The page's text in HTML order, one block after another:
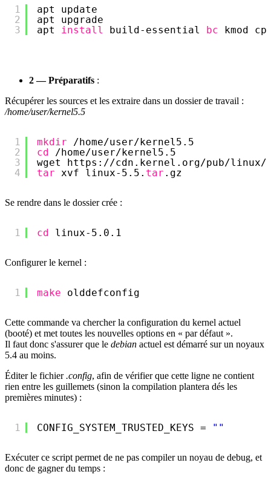
1
2
3
apt update
apt upgrade
apt install build-essential bc kmod
2 — Préparatifs :
Récupérer les sources et les extraire dans un dossier de travail :
/home/user/kernel5.5
1
2
3
4
mkdir /home/user/kernel5 .5
cd
/home/user/kernel5 .5
wget https: //cdn .kernel.org/pub/linux/
tar xvf linux-5.5. tar .gz
Se rendre dans le dossier crée :
1 cd linux-5.0.1
Configurer le kernel :
1 make olddefconfig
Cette commande va chercher la configuration du kernel actuel
(booté) et met toutes les nouvelles options en « par défaut ».
Il faut donc s'assurer que le debian actuel est démarré sur un noyaux
5.4 au moins.
Éditer le fichier.config, afin de vérifier que cette ligne ne contient
rien entre les guillemets (sinon la compilation plantera dés les
premières minutes) :
1 CONFIG_SYSTEM_TRUSTED_KEYS = ""
Exécuter ce script permet de ne pas compiler un noyau de debug, et
donc de gagner du temps :